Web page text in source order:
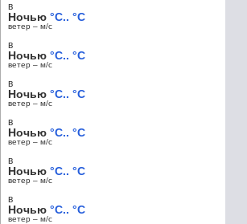
в
Ночью °C.. °C
ветер – м/c
в
Ночью °C.. °C
ветер – м/c
в
Ночью °C.. °C
ветер – м/c
в
Ночью °C.. °C
ветер – м/c
в
Ночью °C.. °C
ветер – м/c
в
Ночью °C.. °C
ветер – м/c